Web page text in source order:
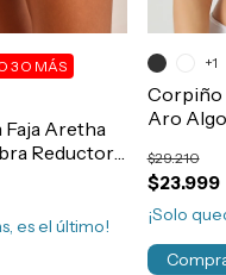
Aretha
Reductora
3 O MÁS
es el último!
Corpiño
Aro
$23.999
$29.210
¡Solo
+1